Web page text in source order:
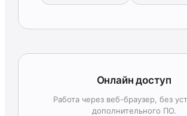
Онлайн доступ
Работа через веб-браузер, без
дополнительного ПО.